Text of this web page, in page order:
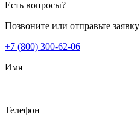
Есть вопросы?
Позвоните или отправьте заявку
+7 (800) 300-62-06
Имя
Телефон